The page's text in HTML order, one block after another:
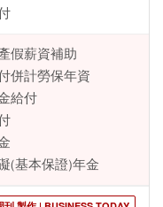
假薪資補助
併計勞保年資
給付
(基本保證)年金